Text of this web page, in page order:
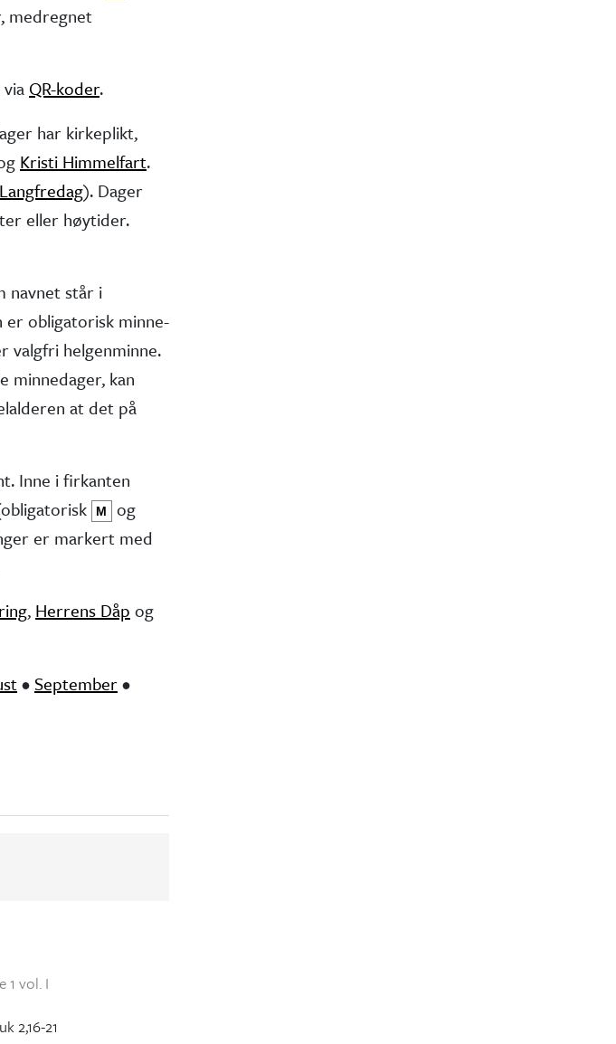
medregnet
QR-koder.
har kirke­plikt,
Kristi Himmelfart.
Langfredag). Dager
eller høytider.
navnet står i
er obliga­torisk minne­
valgfri helgen­minne.
minne­dager, kan
at det på
Inne i firkanten
M
og
er markert med
, Herrens Dåp og
• September•
1 vol. I
2,16-21